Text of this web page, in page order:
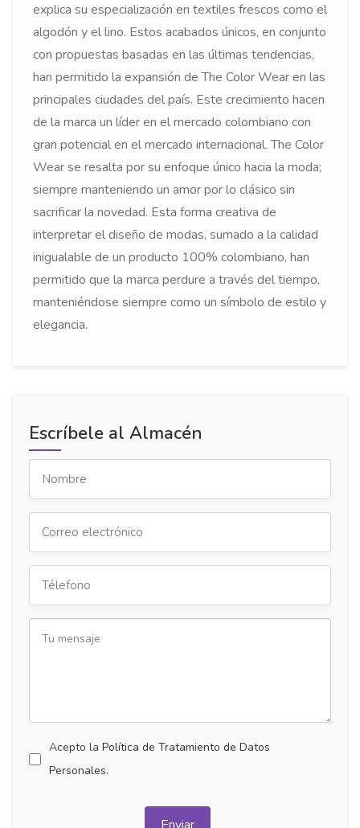
explica su especialización en textiles frescos como el
algodón y el lino. Estos acabados únicos, en conjunto
con propuestas basadas en las últimas tendencias,
han permitido la expansión de The Color Wear en las
principales ciudades del país. Este crecimiento hacen
de la marca un líder en el mercado colombiano con
gran potencial en el mercado internacional. The Color
Wear se resalta por su enfoque único hacia la moda;
siempre manteniendo un amor por lo clásico sin
sacrificar la novedad. Esta forma creativa de
interpretar el diseño de modas, sumado a la calidad
inigualable de un producto 100% colombiano, han
permitido que la marca perdure a través del tiempo,
manteniéndose siempre como un símbolo de estilo y
elegancia.
Escríbele al Almacén
Acepto la Política de Tratamiento de Datos
Personales.